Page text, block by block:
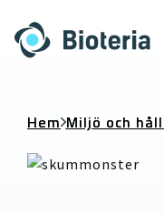
to
content
HemMiljö och